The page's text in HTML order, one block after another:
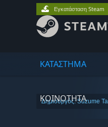
ΚΑΤΑΣΤΗΜΑ
ΚΟΙΝΟΤΗΤΑ
Εγκατάσταση Steam
Δημιουργός: Suzume